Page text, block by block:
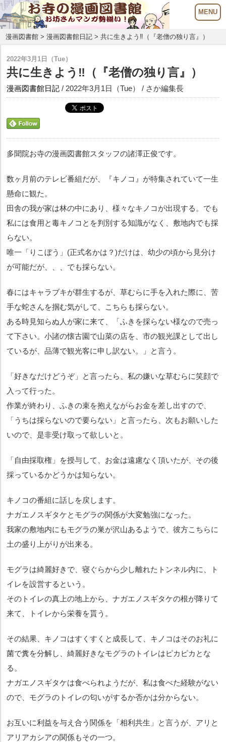
漫画図書館 >漫画図書館日記 > 共に生きよう‼️（『老僧の独り言』）
2022年3月1日（Tue）
共に生きよう‼️（『老僧の独り言』）
漫画図書館日記 / 2022年3月1日（Tue） / さか編集長
多聞院お寺の漫画図書館スタッフの諸澤正俊です。
数ヶ月前のテレビ番組だが、『キノコ』が特集されていて一生
懸命に観た。
田舎の我が家は林の中にあり、様々なキノコが出現する。でも
私には食用と毒キノコとを判別する知識がなく、敷地内でも採
らない。
唯一「りこぼう」(正式名かは？)だけは、幼少の頃から見分け
が可能だが、、、でも採らない。
春にはキャラブキが群生するが、草むらに手を入れた際に、苦
手な蛇さんを掴む気がして、こちらも採らない。
ある時見知らぬ人が家に来て、「ふきを採らない様なので売っ
て下さい。小諸の懐古園で山菜の店を、市の観光課として出し
ているが、品薄で観光客に申し訳ない。」と言う。
「好きなだけどうぞ」と言ったら、私の嫌いな草むらに笑顔で
入って行った。
作業が終わり、ふきの束を抱えながらお金を差し出すので、
「うちは採らないので要らない」と言ったら、 次もお願いした
いので、是非受け取って欲しいと。
「自由採取権」を授与して、お金は遠慮なく頂いたが、その後
採っているかどうかは知らない。
キノコの番組に話しを戻します。
ナガエノスギタケとモグラの関係が大変勉強になった。
我家の敷地内にもモグラの巣が沢山あるようで、彼方こちらに
土の盛り上がりが出来る。
モグラは綺麗好きで、寝ぐらから少し離れたトンネル内に、ト
イレを設営するという。
そのトイレの真上の地上から、ナガエノスギタケの根が降りて
来て、トイレから栄養を貰う。
その結果、キノコはすくすくと成長して、キノコはそのお礼に
菌で糞を分解し、綺麗好きなモグラのトイレはピカピカとな
る。
ナガエノスギタケは食べられようだが、私は食べた経験がない
ので、モグラのトイレの匂いがするか否かは分からない。
お互いに利益を与え合う関係を「相利共生」と言うが、アリと
アリアカシアの関係もその一つ。